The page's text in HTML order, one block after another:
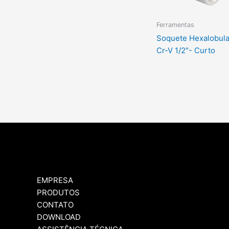
Ferramentas
Soquete
Cr-V 1/2″- Curto
EMPRESA
PRODUTOS
CONTATO
DOWNLOAD